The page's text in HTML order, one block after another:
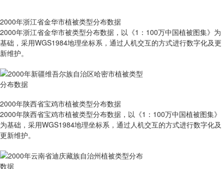
2000年浙江省金华市植被类型分布数据
2000年浙江省金华市被类型分布数据，以《1：100万中国植被图集》为
基础，采用WGS1984地理坐标系，通过人机交互的方式进行数字化及更
新维护。
2000年陕西省宝鸡市植被类型分布数据
2000年陕西省宝鸡市植被类型分布数据，以《1：100万中国植被图集》
为基础，采用WGS1984地理坐标系，通过人机交互的方式进行数字化及
更新维护。